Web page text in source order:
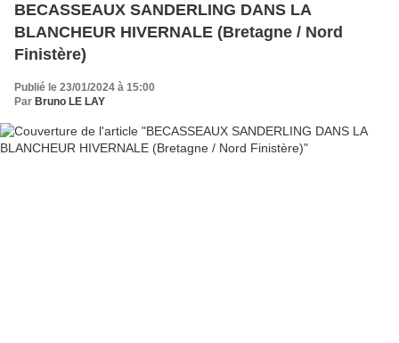
BECASSEAUX SANDERLING DANS LA
BLANCHEUR HIVERNALE (Bretagne / Nord
Finistère)
Publié le 23/01/2024 à 15:00
Par Bruno LE LAY